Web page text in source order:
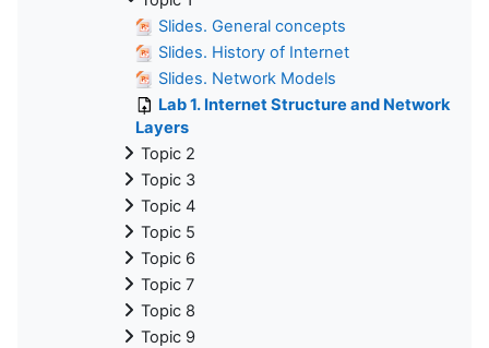
Slides. General concepts
Slides. History of Internet
Slides. Network Models
Lab 1. Internet Structure and Network
Layers
Topic 2
Topic 3
Topic 4
Topic 5
Topic 6
Topic 7
Topic 8
Topic 9